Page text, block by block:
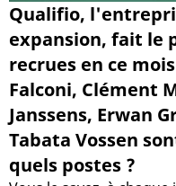
Qualifio,
expansion, fait le
recrues en ce
Falconi, Clément
Janssens, Erwan
Tabata Vossen
quels postes ?